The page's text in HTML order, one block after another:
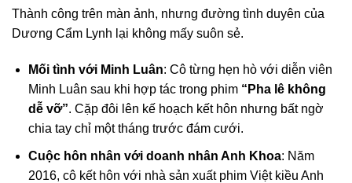
Thành công trên màn ảnh, nhưng đường tình duyên của
Dương Cẩm Lynh lại không mấy suôn sẻ.
Mối tình với Minh Luân: Cô từng hẹn hò với diễn viên
Minh Luân sau khi hợp tác trong phim “Pha lê không
dễ vỡ”. Cặp đôi lên kế hoạch kết hôn nhưng bất ngờ
chia tay chỉ một tháng trước đám cưới.
Cuộc hôn nhân với doanh nhân Anh Khoa: Năm
2016, cô kết hôn với nhà sản xuất phim Việt kiều Anh